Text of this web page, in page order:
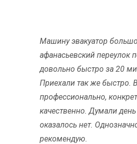
Машину эвакуатор
афанасьевский переулок
довольно быстро за 20
Приехали так же быстро.
профессионально,
качественно. Думали
оказалось нет.
рекомендую.